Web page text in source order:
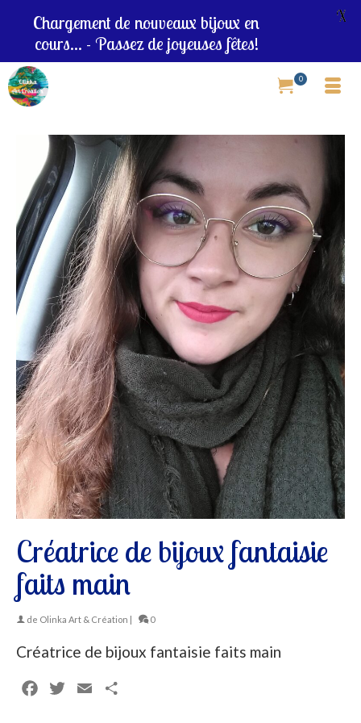
0
Créatrice de bijoux fantaisie
faits main
de Olinka Art & Création | 0
Créatrice de bijoux fantaisie faits main
FacebookTwitterEmail
Chargement de nouveaux bijoux en
cours... - Passez de joyeuses fêtes!
X